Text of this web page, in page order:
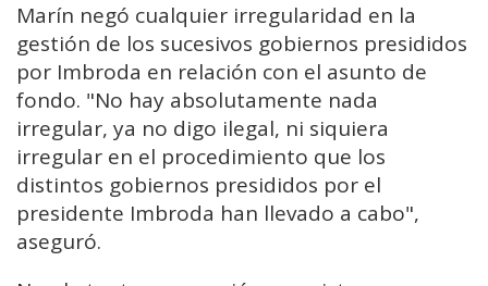
Marín negó cualquier irregularidad en la
gestión de los sucesivos gobiernos presididos
por Imbroda en relación con el asunto de
fondo. "No hay absolutamente nada
irregular, ya no digo ilegal, ni siquiera
irregular en el procedimiento que los
distintos gobiernos presididos por el
presidente Imbroda han llevado a cabo",
aseguró.